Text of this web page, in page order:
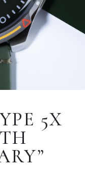
5X